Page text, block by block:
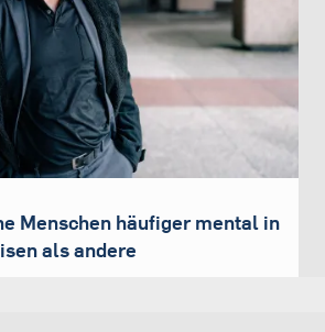
Menschen häufiger mental in
als andere